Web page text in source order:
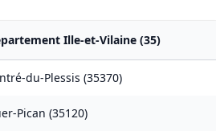
Ille-et-Vilaine (35)
du-Plessis (35370)
Pican (35120)